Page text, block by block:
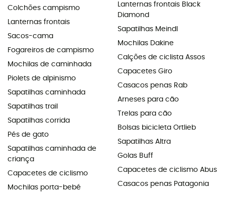
Colchões campismo
Lanternas frontais
Sacos-cama
Fogareiros de campismo
Mochilas de caminhada
Piolets de alpinismo
Sapatilhas caminhada
Sapatilhas trail
Sapatilhas corrida
Pés de gato
Sapatilhas caminhada de
criança
Capacetes de ciclismo
Mochilas porta-bebé
Lanternas frontais Black
Diamond
Sapatilhas Meindl
Mochilas Dakine
Calções de ciclista Assos
Capacetes Giro
Casacos penas Rab
Arneses para cão
Trelas para cão
Bolsas bicicleta Ortlieb
Sapatilhas Altra
Golas Buff
Capacetes de ciclismo Abus
Casacos penas Patagonia